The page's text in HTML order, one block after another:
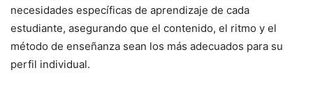
necesidades específicas de aprendizaje de cada
estudiante, asegurando que el contenido, el ritmo y el
método de enseñanza sean los más adecuados para su
perfil individual.